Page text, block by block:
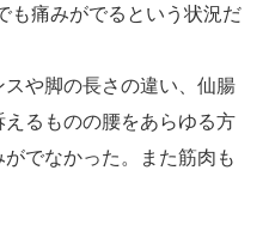
も痛みがでるという状況だ
や脚の長さの違い、仙腸
るものの腰をあらゆる方
でなかった。また筋肉も